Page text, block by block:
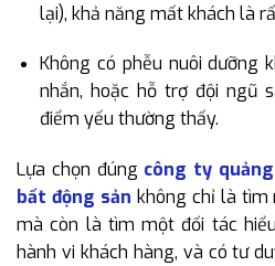
lại), khả năng mất khách là
Không có phễu nuôi dưỡng
nhắn, hoặc hỗ trợ đội ngũ
điểm yếu thường thấy.
Lựa chọn đúng công ty
bất động sản không chỉ là tìm
mà còn là tìm một đối tác
hành vi khách hàng, và có tư